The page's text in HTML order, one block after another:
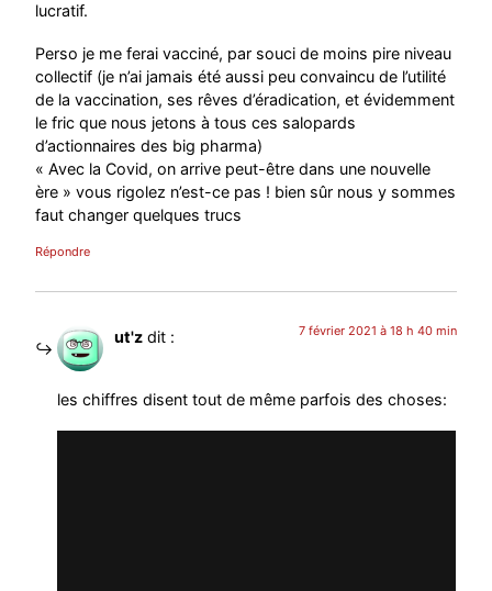
lucratif.
Perso je me ferai vacciné, par souci de moins pire niveau
collectif (je n’ai jamais été aussi peu convaincu de l’utilité
de la vaccination, ses rêves d’éradication, et évidemment
le fric que nous jetons à tous ces salopards
d’actionnaires des big pharma)
« Avec la Covid, on arrive peut-être dans une nouvelle
ère » vous rigolez n’est-ce pas ! bien sûr nous y sommes
faut changer quelques trucs
Répondre
ut'z dit : 7 février 2021 à 18 h 40 min
les chiffres disent tout de même parfois des choses: